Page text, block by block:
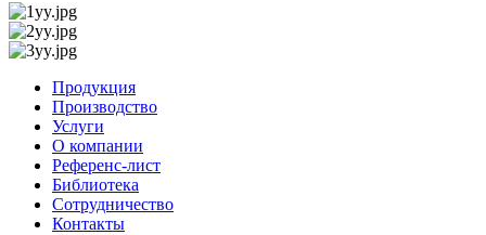
Продукция
Производство
Услуги
О компании
Референс-лист
Библиотека
Сотрудничество
Контакты